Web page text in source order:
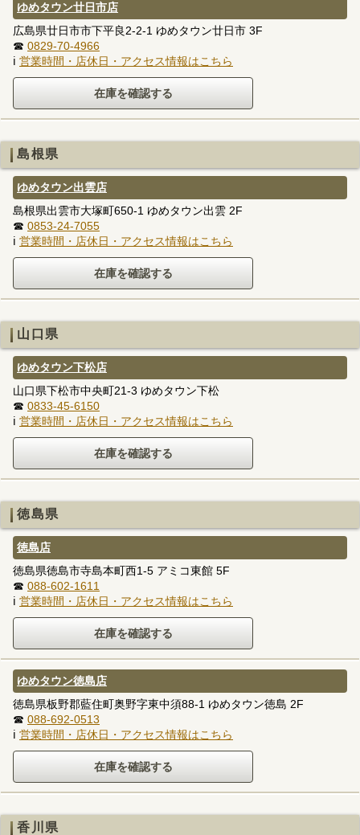
ゆめタウン廿日市店
広島県廿日市市下平良2-2-1 ゆめタウン廿日市 3F
☎ 0829-70-4966
ℹ 営業時間・店休日・アクセス情報はこちら
島根県
ゆめタウン出雲店
島根県出雲市大塚町650-1 ゆめタウン出雲 2F
☎ 0853-24-7055
ℹ 営業時間・店休日・アクセス情報はこちら
山口県
ゆめタウン下松店
山口県下松市中央町21-3 ゆめタウン下松
☎ 0833-45-6150
ℹ 営業時間・店休日・アクセス情報はこちら
徳島県
徳島店
徳島県徳島市寺島本町西1-5 アミコ東館 5F
☎ 088-602-1611
ℹ 営業時間・店休日・アクセス情報はこちら
ゆめタウン徳島店
徳島県板野郡藍住町奥野字東中須88-1 ゆめタウン徳島 2F
☎ 088-692-0513
ℹ 営業時間・店休日・アクセス情報はこちら
香川県